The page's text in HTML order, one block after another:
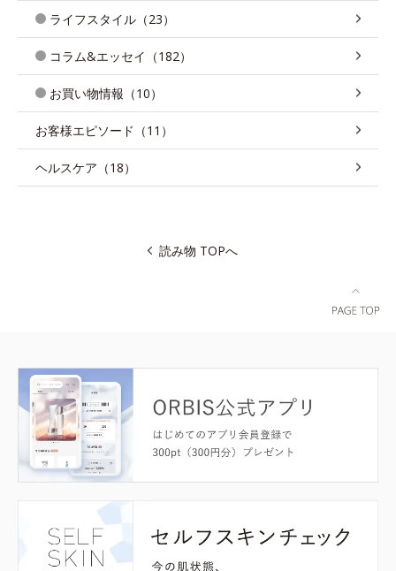
ライフスタイル（23）
コラム&エッセイ（182）
お買い物情報（10）
お客様エピソード（11）
ヘルスケア（18）
読み物 TOPへ